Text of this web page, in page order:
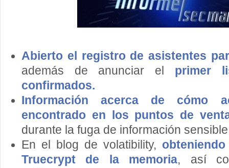
Abierto el registro de asistentes
además de anunciar el primer
confirmados.
Información acerca de cómo
encontrado en los puntos de
durante la fuga de información
En el blog de volatibility,
Truecrypt de la memoria, así